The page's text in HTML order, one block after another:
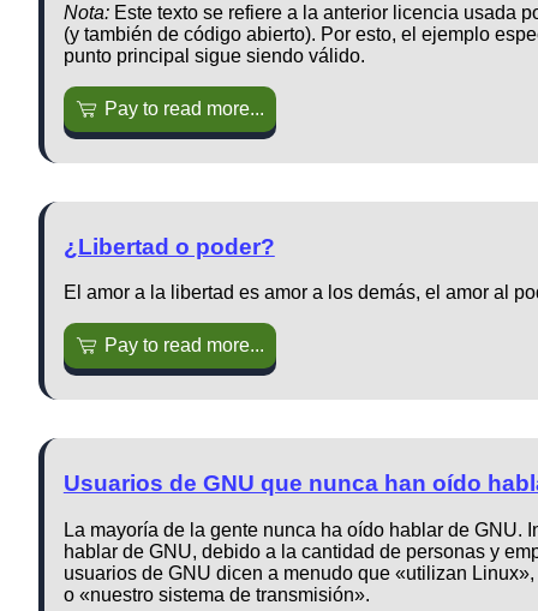
Nota: Este texto se refiere a la anterior licencia usada
(y también de código abierto). Por esto, el ejemplo
punto principal sigue siendo válido.
Pay to read more...
¿Libertad o poder?
El amor a la libertad es amor a los demás, el amor al
Pay to read more...
Usuarios de GNU que nunca han oído
La mayoría de la gente nunca ha oído hablar de
hablar de GNU, debido a la cantidad de personas y
usuarios de GNU dicen a menudo que «utilizan
o «nuestro sistema de transmisión».